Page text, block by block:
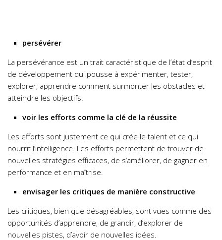
persévérer
La persévérance est un trait caractéristique de l’état d’esprit
de développement qui pousse à expérimenter, tester,
explorer, apprendre comment surmonter les obstacles et
atteindre les objectifs.
voir les efforts comme la clé de la réussite
Les efforts sont justement ce qui crée le talent et ce qui
nourrit l’intelligence. Les efforts permettent de trouver de
nouvelles stratégies efficaces, de s’améliorer, de gagner en
performance et en maîtrise.
envisager les critiques de manière constructive
Les critiques, bien que désagréables, sont vues comme des
opportunités d’apprendre, de grandir, d’explorer de
nouvelles pistes, d’avoir de nouvelles idées.